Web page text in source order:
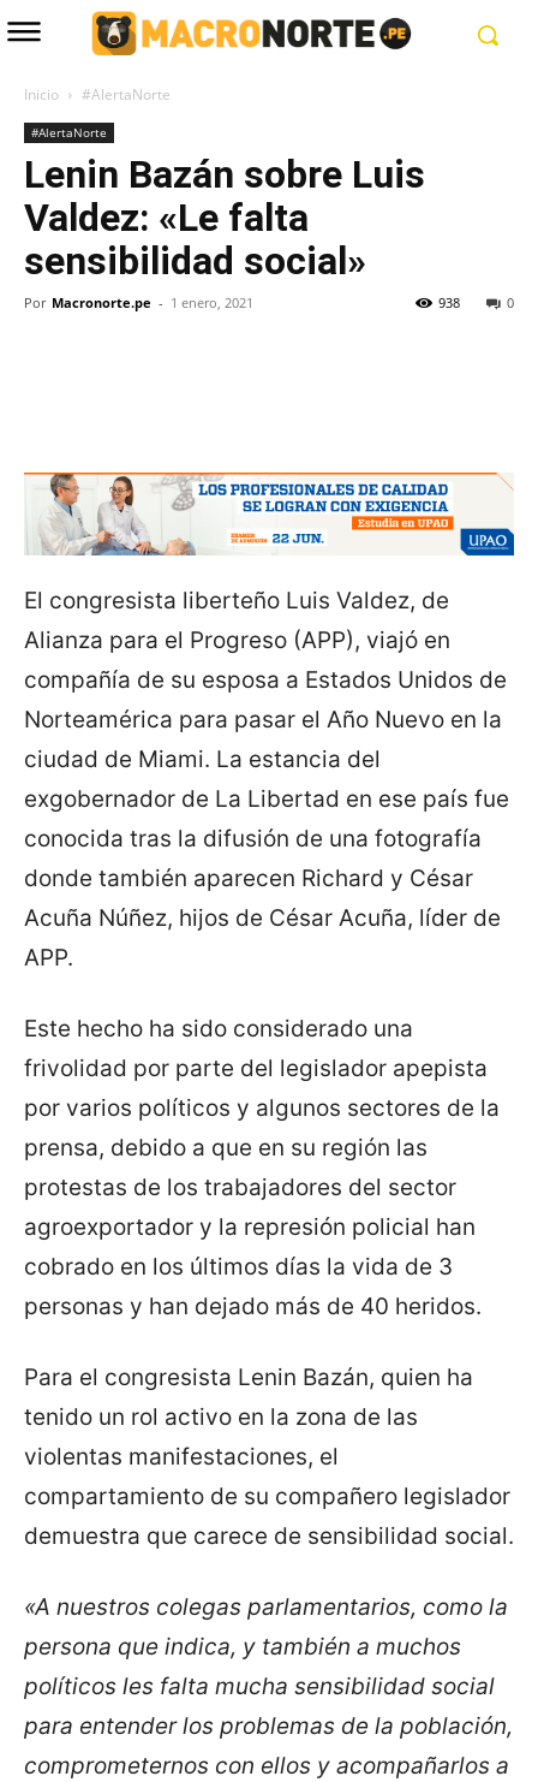
Inicio #AlertaNorte
#AlertaNorte
Lenin Bazán sobre Luis
Valdez: «Le falta
sensibilidad social»
Por Macronorte.pe - 1 enero, 2021 0
938
El congresista liberteño Luis Valdez, de
Alianza para el Progreso (APP), viajó en
compañía de su esposa a Estados Unidos de
Norteamérica para pasar el Año Nuevo en la
ciudad de Miami. La estancia del
exgobernador de La Libertad en ese país fue
conocida tras la difusión de una fotografía
donde también aparecen Richard y César
Acuña Núñez, hijos de César Acuña, líder de
APP.
Este hecho ha sido considerado una
frivolidad por parte del legislador apepista
por varios políticos y algunos sectores de la
prensa, debido a que en su región las
protestas de los trabajadores del sector
agroexportador y la represión policial han
cobrado en los últimos días la vida de 3
personas y han dejado más de 40 heridos.
Para el congresista Lenin Bazán, quien ha
tenido un rol activo en la zona de las
violentas manifestaciones, el
compartamiento de su compañero legislador
demuestra que carece de sensibilidad social.
«A nuestros colegas parlamentarios, como la
persona que indica, y también a muchos
políticos les falta mucha sensibilidad social
para entender los problemas de la población,
comprometernos con ellos y acompañarlos a